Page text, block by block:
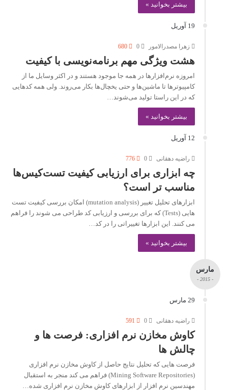
بیشتر بخوانید »
19 آوریل
زهرا مصدرالامور 0
680
هشت ویژگی مهم برنامه‌نویسی با کیفیت
امروزه نرم‌افزارها در همه جا موجود هستند و در اکثر وسایل ما از
کامپیوترها تا ماشین‌ها و حتی یخچال‌ها بکار می‌روند. ولی همه کدهایی
که در این راستا تولید می‌شوند…
بیشتر بخوانید »
12 آوریل
راضیه دهقانی 0
776
چه ابزاری برای ارزیابی کیفیت تست‌کیس‌ها
مناسب تر است؟
ابزارهای تحلیل تغییر (mutation analysis) امکان بررسی کیفیت تست
هایی (Tests) که برای بررسی و ارزیابی کد طراحی می شوند را فراهم
می کنند. این ابزارها تغییراتی را در کد…
بیشتر بخوانید »
مارس
- 2015 -
29 مارس
راضیه دهقانی 0
591
کاوش مخازن نرم افزاری: فرصت ها و
چالش ها
فرصت هایی که تحلیل نتایج حاصل از کاوش مخازن نرم افزاری
(Mining Software Repositories) فراهم می کند منجر به استقبال
مهندسین نرم افزار از ابزارهای کاوش مخازن نرم افزاری شده…